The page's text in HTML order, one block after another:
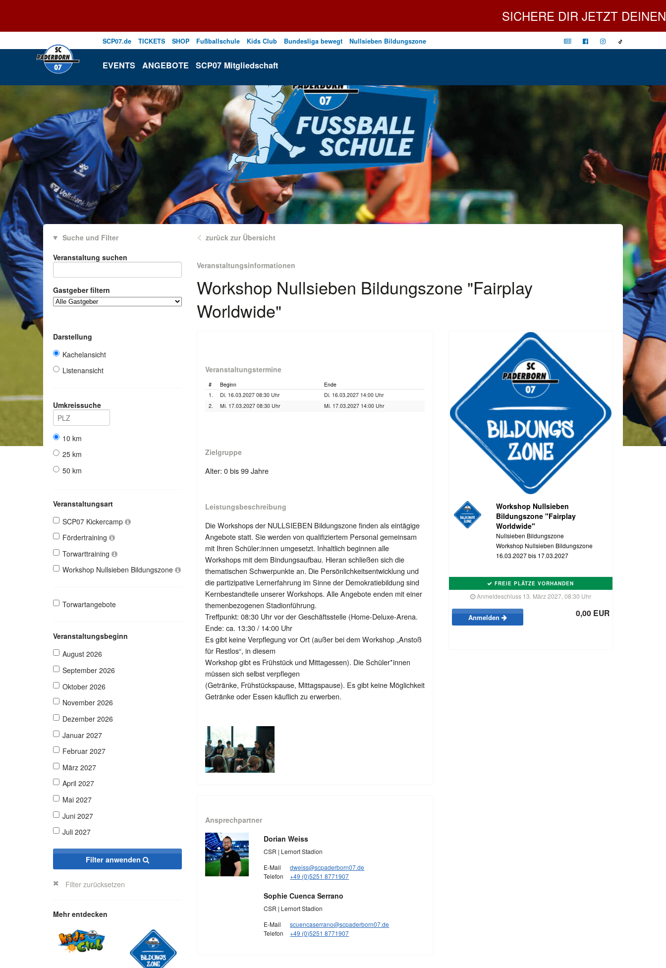
SCP07.de TICKETS SHOP Fußballschule Kids Club Bundesliga bewegt Nullsieben Bildungszone
EVENTS ANGEBOTE SCP07 Mitgliedschaft
Suche und Filter
Veranstaltung suchen
Gastgeber filtern
Darstellung
Kachelansicht
Listenansicht
Umkreissuche
10 km
25 km
50 km
Veranstaltungsart
SCP07 Kickercamp
Fördertraining
Torwarttraining
Workshop Nullsieben Bildungszone
Torwartangebote
Veranstaltungsbeginn
August 2026
September 2026
Oktober 2026
November 2026
Dezember 2026
Januar 2027
Februar 2027
März 2027
April 2027
Mai 2027
Juni 2027
Juli 2027
Filter anwenden
Filter zurücksetzen
Mehr entdecken
zurück zur Übersicht
Veranstaltungsinformationen
Workshop Nullsieben Bildungszone "Fairplay
Worldwide"
Veranstaltungstermine
# Beginn
Ende
1.
Di. 16.03.2027 08:30 Uhr
Di. 16.03.2027 14:00 Uhr
2.
Mi. 17.03.2027 08:30 Uhr Mi. 17.03.2027 14:00 Uhr
Zielgruppe
Alter: 0 bis 99 Jahre
Leistungsbeschreibung
Die Workshops der NULLSIEBEN Bildungszone finden als eintägige
Angebote statt. Sie werden von qualifiziertem Personal gemeinsam
mit Ihren Schüler:innen umgesetzt. Inhaltlich beginnen alle
Workshops mit dem Bindungsaufbau. Hieran schließen sich die
thematischen Schwerpunkte an. Die Persönlichkeitsentwicklung und
die partizipative Lernerfahrung im Sinne der Demokratiebildung sind
Kernbestandteile unserer Workshops. Alle Angebote enden mit einer
themenbezogenen Stadionführung.
Treffpunkt: 08:30 Uhr vor der Geschäftsstelle (Home-Deluxe-Arena.
Ende: ca. 13:30 / 14:00 Uhr
Es gibt keine Verpflegung vor Ort (außer bei dem Workshop „Anstoß
für Restlos“, in diesem
Workshop gibt es Frühstück und Mittagessen). Die Schüler*innen
müssen sich selbst verpflegen
(Getränke, Frühstückspause, Mittagspause). Es gibt keine Möglichkeit
Getränke oder Essen käuflich zu erwerben.
Ansprechpartner
Dorian Weiss
CSR | Lernort Stadion
E-Mail
dweiss@scpaderborn07.de
Telefon
+49 (0)5251 8771907
Sophie Cuenca Serrano
CSR | Lernort Stadion
E-Mail
scuencaserrano@scpaderborn07.de
Telefon
+49 (0)5251 8771907
Workshop Nullsieben
Bildungszone "Fairplay
Worldwide"
Nullsieben Bildungszone
Workshop Nullsieben Bildungszone
16.03.2027 bis 17.03.2027
FREIE PLÄTZE VORHANDEN
Anmeldeschluss 13. März 2027, 08:30 Uhr
Anmelden 0,00 EUR
SICHERE DIR JETZT DEINEN